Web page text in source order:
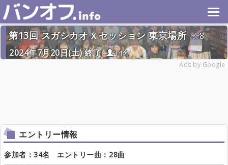
第13回 スガシカオ x セッション 東京場所
8
2024年7月20日(土) 終了
34名
Ads by Google
エントリー情報
参加者：34名 エントリー曲：28曲